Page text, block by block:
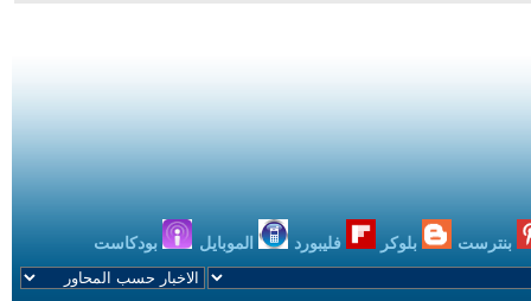
بنترست بلوكر فليبورد الموبايل بودكاست